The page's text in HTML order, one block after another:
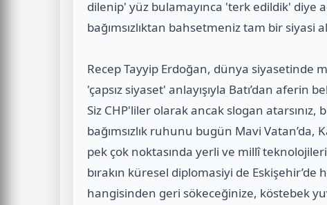
dilenip' yüz bulamayınca 'terk edildik' diye
bağımsızlıktan bahsetmeniz tam bir siyasi
Recep Tayyip Erdoğan, dünya siyasetinde
'çapsız siyaset' anlayışıyla Batı’dan
Siz CHP'liler olarak ancak slogan atarsınız,
bağımsızlık ruhunu bugün Mavi
pek çok noktasında yerli ve millî
bırakın küresel diplomasiyi de
hangisinden geri sökeceğinize, köstebek